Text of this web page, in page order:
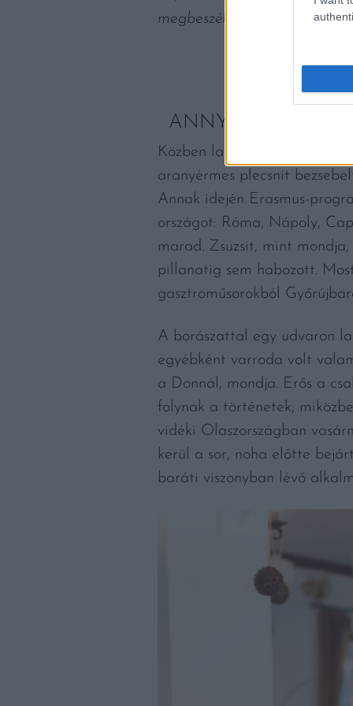
megbeszélünk mindent, de
ANNYI EMBER
Közben lassan előkerülnek
aranyérmes plecsnit
Annak idején Erasmus-
országot: Róma, Nápoly,
marad. Zsuzsit, mint
pillanatig sem habozott.
gasztroműsorokból
A borászattal egy udvaron
egyébként varroda volt
a Donnál, mondja. Erős a
folynak a történetek,
vidéki Olaszországban
kerül a sor, noha előtte
baráti viszonyban lévő